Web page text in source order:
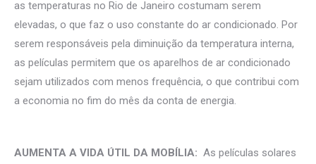
as temperaturas no Rio de Janeiro costumam serem
elevadas, o que faz o uso constante do ar condicionado. Por
serem responsáveis pela diminuição da temperatura interna,
as películas permitem que os aparelhos de ar condicionado
sejam utilizados com menos frequência, o que contribui com
a economia no fim do mês da conta de energia.
AUMENTA A VIDA ÚTIL DA MOBÍLIA: As películas solares